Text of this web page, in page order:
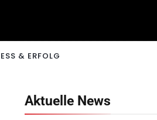
& ERFOLG
Aktuelle News